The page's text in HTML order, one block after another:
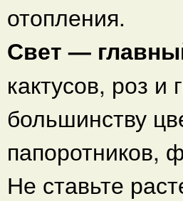
отопления.
Свет —
кактусов, роз
большинству
папоротников,
Не ставьте